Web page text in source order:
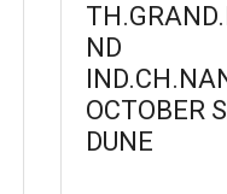
ND
OCTOBER
DUNE